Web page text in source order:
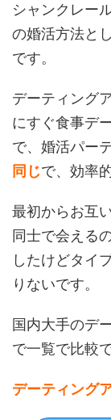
シャンクレー
の婚活方法と
です。
デーティング
にすぐ食事デ
で、婚活パー
同じで、効率
最初からお互
同士で会える
したけどタイ
りないです。
国内大手のデ
で一覧で比較
デーティング